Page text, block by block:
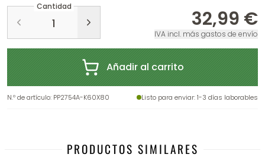
Cantidad
32,99 €
IVA incl. más gastos de envío
Añadir al carrito
N.º de artículo: PP2754A-K60X80 Listo para enviar: 1-3 días laborables
PRODUCTOS SIMILARES